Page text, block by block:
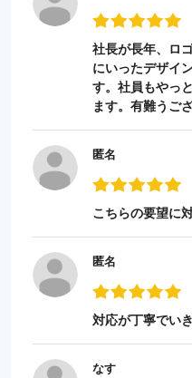
社長が長年、ロ
にいったデザイ
す。社員もやっ
ます。有難うご
匿名
こちらの要望に
匿名
対応が丁寧でい
なす